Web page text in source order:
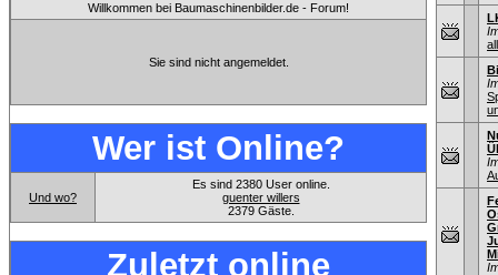
Willkommen bei Baumaschinenbilder.de - Forum!
Sie sind nicht angemeldet.
Wer ist Online?
Und wo?
Es sind 2380 User online.
guenter willers
2379 Gäste.
Zuletzt online